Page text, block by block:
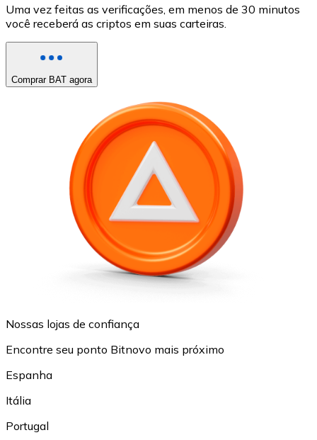
Uma vez feitas as verificações, em menos de 30 minutos
você receberá as criptos em suas carteiras.
Comprar BAT agora
Nossas lojas de confiança
Encontre seu ponto Bitnovo mais próximo
Espanha
Itália
Portugal